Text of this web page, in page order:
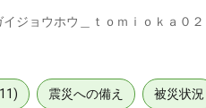
イジョウホウ＿ｔｏｍｉｏｋａ０２
震災への備え 被災状況